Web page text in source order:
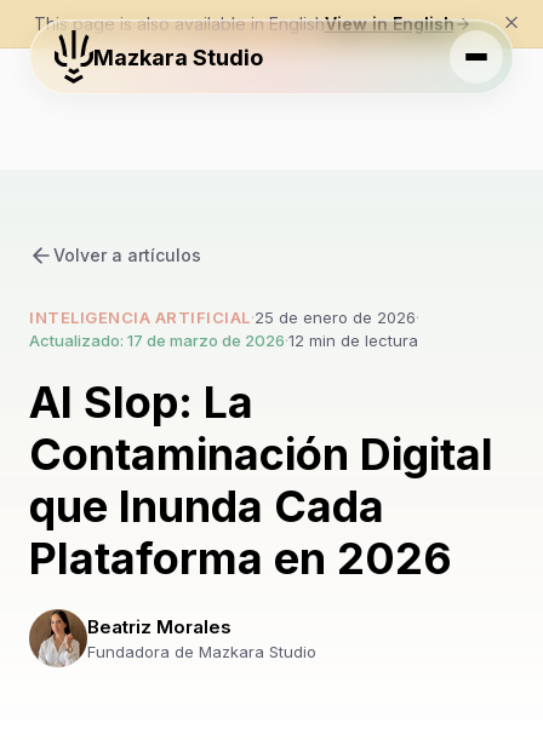
This page is also available in EnglishView in English
Mazkara Studio
Volver a artículos
INTELIGENCIA ARTIFICIAL·25 de enero de 2026·
Actualizado: 17 de marzo de 2026·12 min de lectura
AI Slop: La
Contaminación Digital
que Inunda Cada
Plataforma en 2026
Beatriz Morales
Fundadora de Mazkara Studio